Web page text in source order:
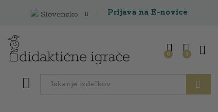
Slovensko Prijava na E-novice
0 0